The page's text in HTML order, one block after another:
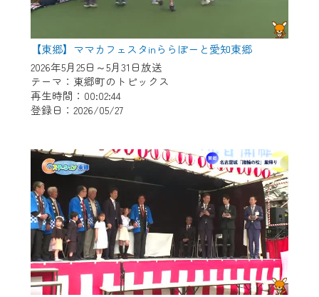
【東郷】ママカフェスタinららぽーと愛知東郷
2026年5月25日～5月31日放送
テーマ：東郷町のトピックス
再生時間：00:02:44
登録日：2026/05/27